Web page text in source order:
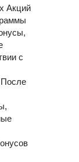
Акций
с